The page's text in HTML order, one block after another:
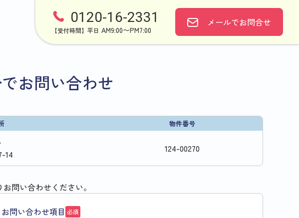
0120-16-2331
【受付時間】平日 AM9:00〜PM7:00
メールでお問合せ
お問い合わせ
物件番号
14
124-00270
問い合わせください。
お問い合わせ項目 必須